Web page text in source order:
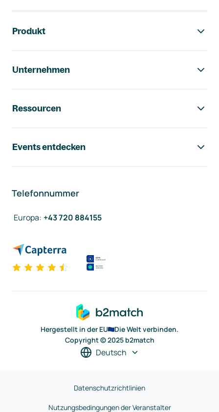
Produkt
Unternehmen
Ressourcen
Events entdecken
Telefonnummer
Europa: +43 720 884155
Hergestellt in der EU
Die Welt verbinden.
Copyright © 2025 b2match
Deutsch
Datenschutzrichtlinien
Nutzungsbedingungen der Veranstalter